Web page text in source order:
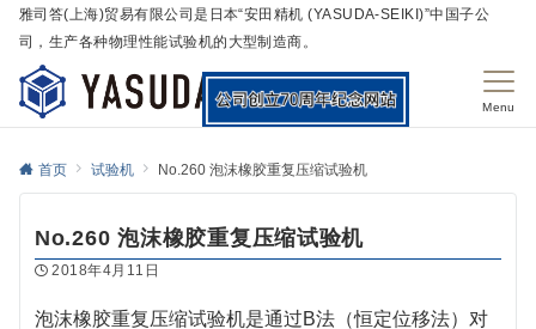
雅司答(上海)贸易有限公司是日本“安田精机 (YASUDA-SEIKI)”中国子公
司，生产各种物理性能试验机的大型制造商。
Menu
首页 试验机 No.260 泡沫橡胶重复压缩试验机
No.260 泡沫橡胶重复压缩试验机
2018年4月11日
泡沫橡胶重复压缩试验机是通过B法（恒定位移法）对